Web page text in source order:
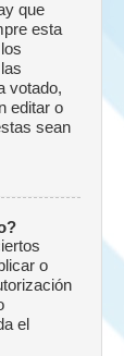
que
esta
votado,
editar o
sean
o
el